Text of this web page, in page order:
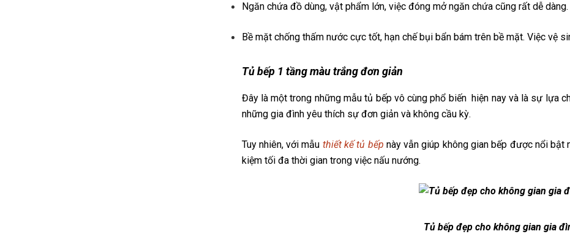
Ngăn chứa đồ dùng, vật phẩm lớn, việc đóng mở ngăn chứa cũng rất dễ dàng.
Bề mặt chống thấm nước cực tốt, hạn chế bụi bẩn bám trên bề mặt. Việc vệ
Tủ bếp 1 tầng màu trắng đơn giản
Đây là một trong những mẫu tủ bếp vô cùng phổ biến hiện nay và là sự lựa
những gia đình yêu thích sự đơn giản và không cầu kỳ.
Tuy nhiên, với mẫu thiết kế tủ bếp này vẫn giúp không gian bếp được nổi
kiệm tối đa thời gian trong việc nấu nướng.
Tủ bếp đẹp cho không gian gia